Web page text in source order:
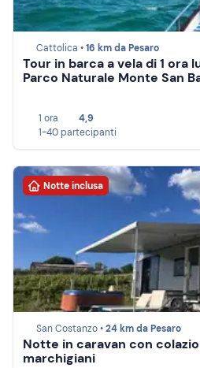
Cattolica •16 km da Pesaro
Tour in barca a vela di 1 ora
Parco Naturale Monte San
1 ora
4,9
1-40 partecipanti
Notte inclusa
San Costanzo •24 km da Pesaro
Notte in caravan con
marchigiani